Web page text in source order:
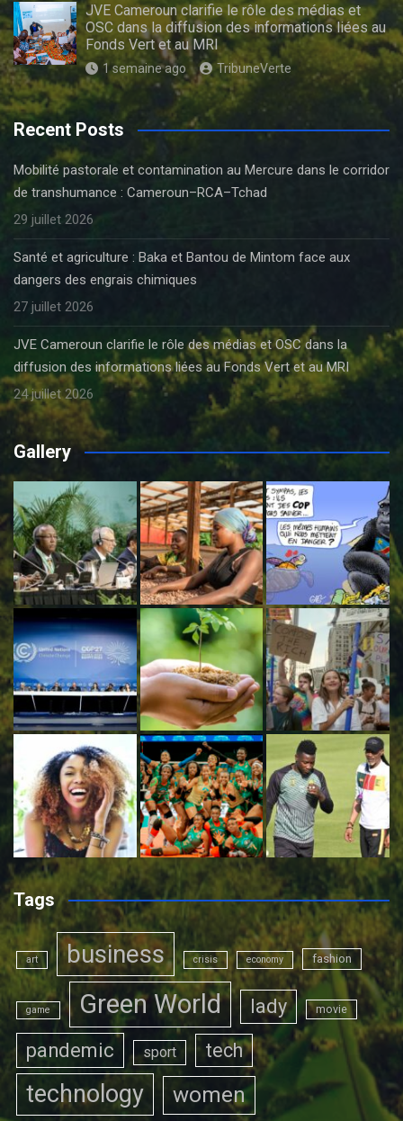
JVE Cameroun clarifie le rôle des médias et
OSC dans la diffusion des informations liées au
Fonds Vert et au MRI
1 semaine ago TribuneVerte
Recent Posts
Mobilité pastorale et contamination au Mercure dans le corridor
de transhumance : Cameroun–RCA–Tchad
29 juillet 2026
Santé et agriculture : Baka et Bantou de Mintom face aux
dangers des engrais chimiques
27 juillet 2026
JVE Cameroun clarifie le rôle des médias et OSC dans la
diffusion des informations liées au Fonds Vert et au MRI
24 juillet 2026
Gallery
Tags
art business crisis economy fashion
game Green World lady movie
pandemic sport tech
technology women